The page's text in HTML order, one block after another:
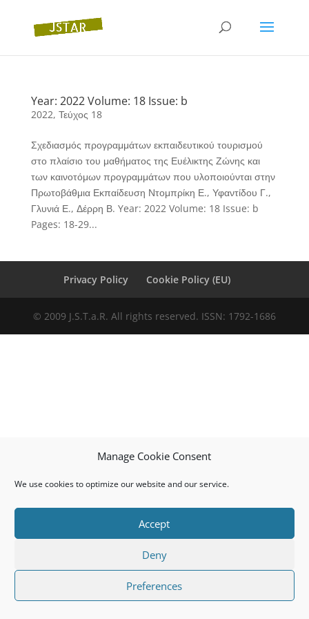
Manage Cookie Consent
We use cookies to optimize our website and our service.
Accept
Deny
Preferences
Year: 2022 Volume: 18 Issue: b
2022, Τεύχος 18
Σχεδιασμός προγραμμάτων εκπαιδευτικού τουρισμού
στο πλαίσιο του μαθήματος της Ευέλικτης Ζώνης και
των καινοτόμων προγραμμάτων που υλοποιούνται στην
Πρωτοβάθμια Εκπαίδευση Ντομπρίκη Ε., Υφαντίδου Γ.,
Γλυνιά Ε., Δέρρη Β. Year: 2022 Volume: 18 Issue: b
Pages: 18-29...
Privacy Policy Cookie Policy (EU)
© 2009 J.S.T.a.R. All rights reserved. ISSN: 1792-1686